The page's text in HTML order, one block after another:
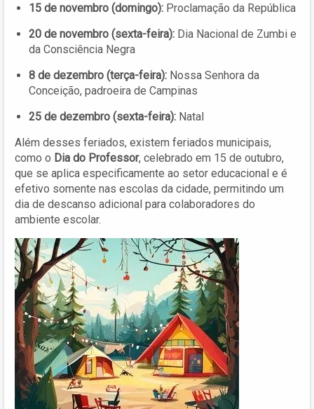
15 de novembro (domingo): Proclamação da República
20 de novembro (sexta-feira): Dia Nacional de Zumbi e
da Consciência Negra
8 de dezembro (terça-feira): Nossa Senhora da
Conceição, padroeira de Campinas
25 de dezembro (sexta-feira): Natal
Além desses feriados, existem feriados municipais,
como o Dia do Professor, celebrado em 15 de outubro,
que se aplica especificamente ao setor educacional e é
efetivo somente nas escolas da cidade, permitindo um
dia de descanso adicional para colaboradores do
ambiente escolar.